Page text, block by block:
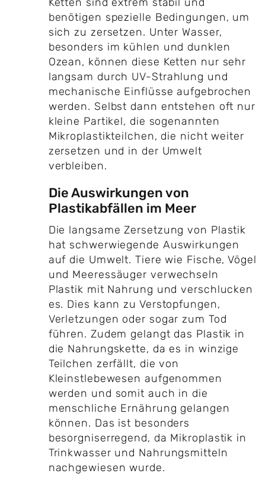
benötigen spezielle Bedingungen, um
sich zu zersetzen. Unter Wasser,
besonders im kühlen und dunklen
Ozean, können diese Ketten nur sehr
langsam durch UV-Strahlung und
mechanische Einflüsse aufgebrochen
werden. Selbst dann entstehen oft nur
kleine Partikel, die sogenannten
Mikroplastikteilchen, die nicht weiter
zersetzen und in der Umwelt
verbleiben.
Die Auswirkungen von
Plastikabfällen im Meer
Die langsame Zersetzung von Plastik
hat schwerwiegende Auswirkungen
auf die Umwelt. Tiere wie Fische, Vögel
und Meeressäuger verwechseln
Plastik mit Nahrung und verschlucken
es. Dies kann zu Verstopfungen,
Verletzungen oder sogar zum Tod
führen. Zudem gelangt das Plastik in
die Nahrungskette, da es in winzige
Teilchen zerfällt, die von
Kleinstlebewesen aufgenommen
werden und somit auch in die
menschliche Ernährung gelangen
können. Das ist besonders
besorgniserregend, da Mikroplastik in
Trinkwasser und Nahrungsmitteln
nachgewiesen wurde.